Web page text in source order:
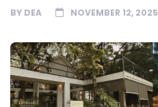
BY DEA NOVEMBER 12, 2025